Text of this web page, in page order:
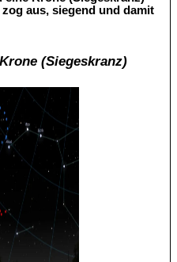
aus, siegend und damit
(Siegeskranz)